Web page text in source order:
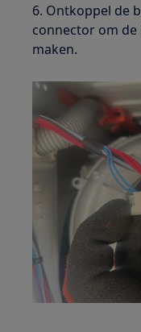
6. Ontkoppel de
connector om
maken.